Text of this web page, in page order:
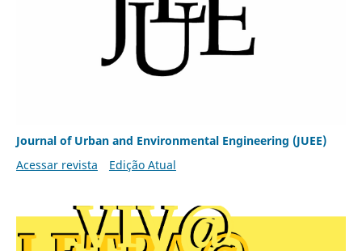
Journal of Urban and Environmental Engineering (JUEE)
Acessar revista
Edição Atual